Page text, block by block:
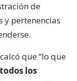
de
y pertenencias
que “lo que
los